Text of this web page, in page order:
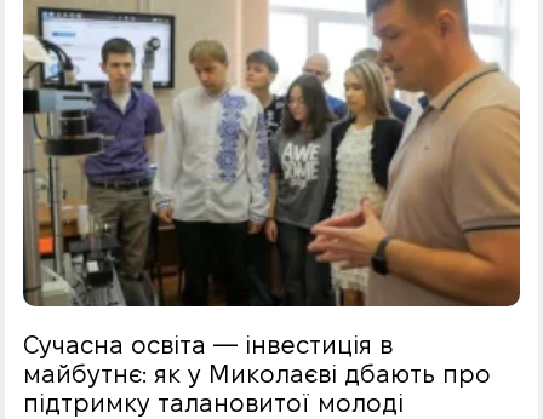
Сучасна освіта — інвестиція в
майбутнє: як у Миколаєві дбають про
підтримку талановитої молоді